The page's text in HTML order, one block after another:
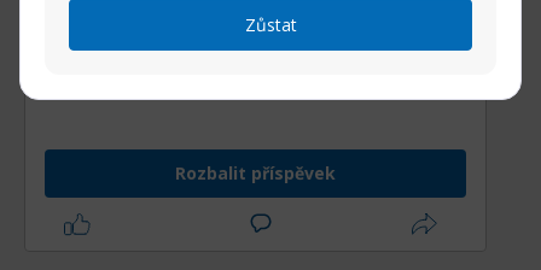
Zůstat
Wall Street po úvodním růstu otočila směr a
avšak závěrečná snaha ztráty zmírnila.
Důvod poklesu:
Dění ovlivnil komentář
ministra financí Bessenta, který pozitivně
Rozbalit příspěvek